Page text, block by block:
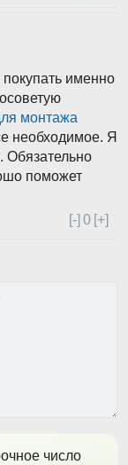
именно
монтажа
необходимое. Я
Обязательно
поможет
[-] 0 [+]
число